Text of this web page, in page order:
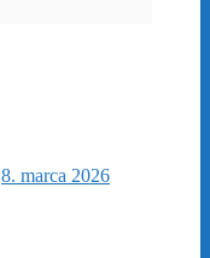
8. marca 2026